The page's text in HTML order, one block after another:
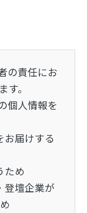
の責任にお
。
個人情報を
お届けする
ため
登壇企業が